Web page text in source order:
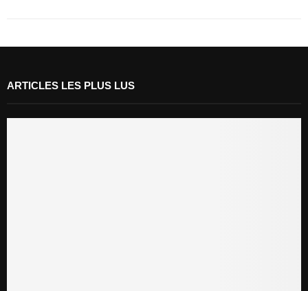
ARTICLES LES PLUS LUS